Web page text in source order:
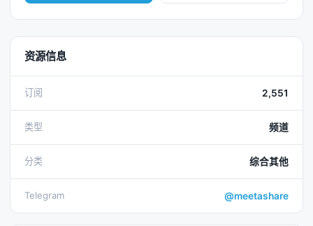
资源信息
订阅 2,551
类型 频道
分类 综合其他
Telegram @meetashare